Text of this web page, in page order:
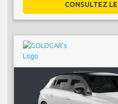
CONSULTEZ